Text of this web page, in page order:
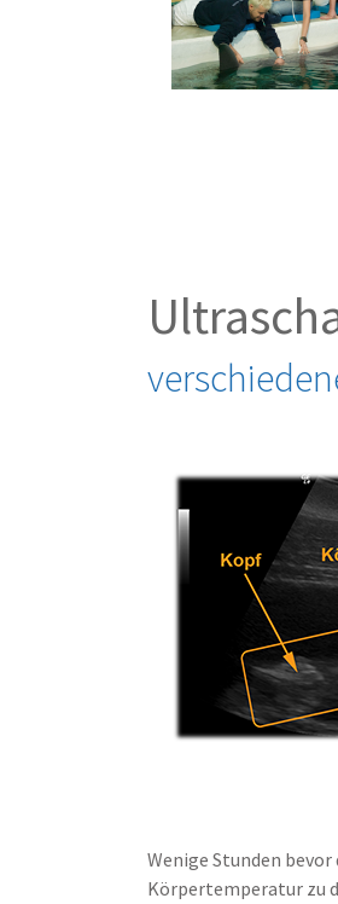
Wenige Stunden
Körpertemperatur zu